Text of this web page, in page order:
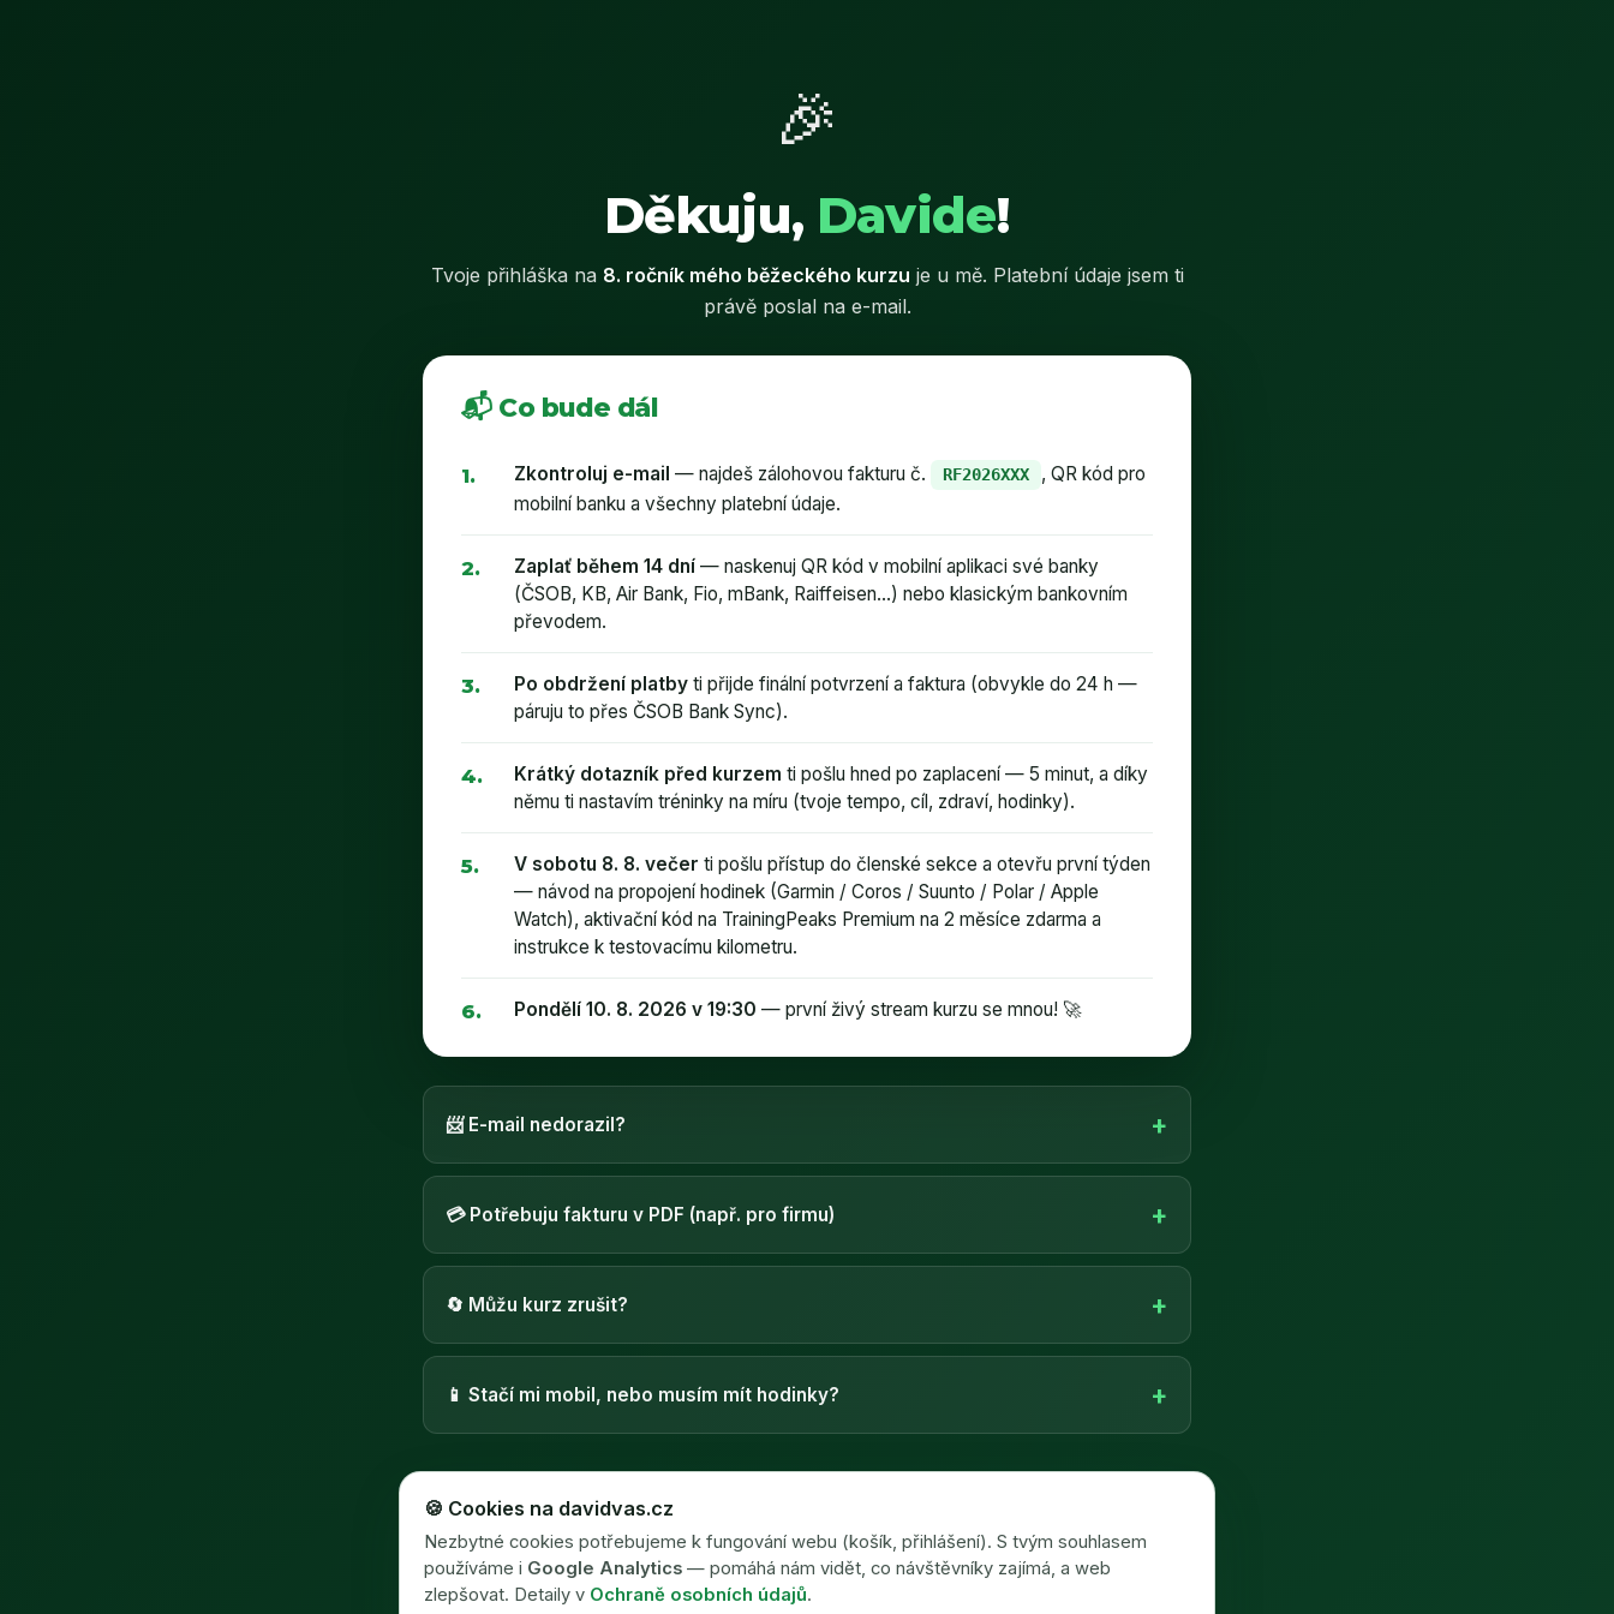
🎉
Děkuju, Davide!
Tvoje přihláška na 8. ročník mého běžeckého kurzu je u mě. Platební údaje jsem ti
právě poslal na e-mail.
📬 Co bude dál
Zkontroluj e-mail — najdeš zálohovou fakturu č. RF2026XXX
, QR kód pro
mobilní banku a všechny platební údaje.
Zaplať během 14 dní — naskenuj QR kód v mobilní aplikaci své banky
(ČSOB, KB, Air Bank, Fio, mBank, Raiffeisen…) nebo klasickým bankovním
převodem.
Po obdržení platby ti přijde finální potvrzení a faktura (obvykle do 24 h —
páruju to přes ČSOB Bank Sync).
Krátký dotazník před kurzem ti pošlu hned po zaplacení — 5 minut, a díky
němu ti nastavím tréninky na míru (tvoje tempo, cíl, zdraví, hodinky).
V sobotu 8. 8. večer ti pošlu přístup do členské sekce a otevřu první týden
— návod na propojení hodinek (Garmin / Coros / Suunto / Polar / Apple
Watch), aktivační kód na TrainingPeaks Premium na 2 měsíce zdarma a
instrukce k testovacímu kilometru.
Pondělí 10. 8. 2026 v 19:30 — první živý stream kurzu se mnou! 🚀
📨 E-mail nedorazil?
💳 Potřebuju fakturu v PDF (např. pro firmu)
🔄 Můžu kurz zrušit?
📱 Stačí mi mobil, nebo musím mít hodinky?
⭐ Ohodnoť mě na Googlu
🍪 Cookies na davidvas.cz
Nezbytné cookies potřebujeme k fungování webu (košík, přihlášení). S tvým souhlasem
používáme i Google Analytics — pomáhá nám vidět, co návštěvníky zajímá, a web
zlepšovat. Detaily v Ochraně osobních údajů.